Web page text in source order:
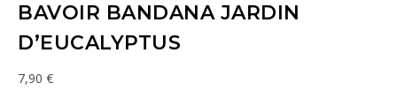
BAVOIR BANDANA JARDIN
D’EUCALYPTUS
7,90 €